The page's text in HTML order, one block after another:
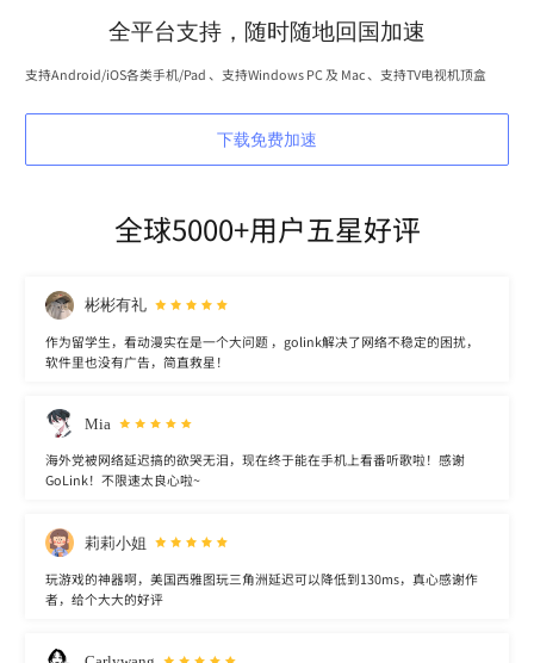
全平台支持，随时随地回国加速
支持Android/iOS各类手机/Pad 、支持Windows PC 及 Mac 、支持TV电视机顶盒
下载免费加速
全球5000+用户五星好评
彬彬有礼
作为留学生，看动漫实在是一个大问题 ，golink解决了网络不稳定的困扰，
软件里也没有广告，简直救星！
Mia
海外党被网络延迟搞的欲哭无泪，现在终于能在手机上看番听歌啦！感谢
GoLink！不限速太良心啦~
莉莉小姐
玩游戏的神器啊，美国西雅图玩三角洲延迟可以降低到130ms，真心感谢作
者，给个大大的好评